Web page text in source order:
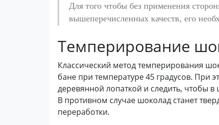
Для того чтобы без применения
вышеперечисленных качеств, его
Темперирование
Классический метод темперирования
бане при температуре 45 градусов.
деревянной лопаткой и следить, чтобы
В противном случае шоколад станет
переработки.